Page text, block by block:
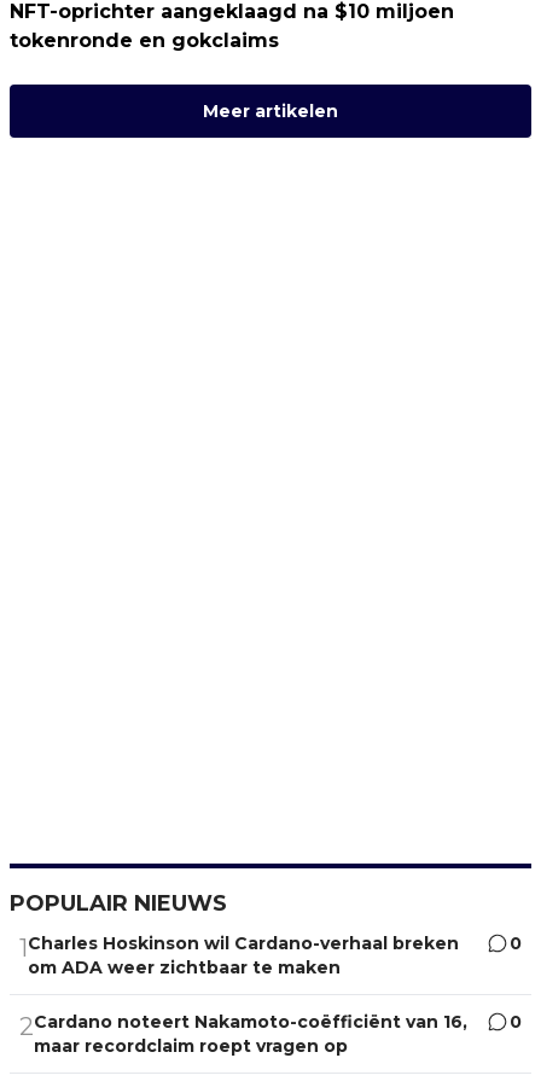
NFT-oprichter aangeklaagd na $10 miljoen
tokenronde en gokclaims
Meer artikelen
POPULAIR NIEUWS
1Charles Hoskinson wil Cardano-verhaal breken
om ADA weer zichtbaar te maken
0
2Cardano noteert Nakamoto-coëfficiënt van 16,
maar recordclaim roept vragen op
0